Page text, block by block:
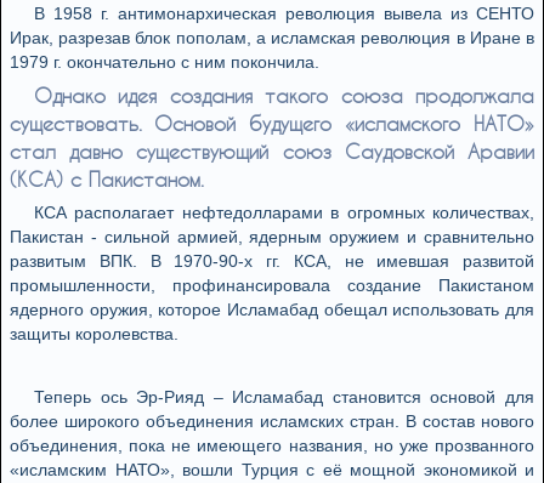
В 1958 г. антимонархическая революция вывела из СЕНТО
Ирак, разрезав блок пополам, а исламская революция в Иране в
1979 г. окончательно с ним покончила.
Однако идея создания такого союза продолжала
существовать. Основой будущего «исламского НАТО»
стал давно существующий союз Саудовской Аравии
(КСА) с Пакистаном.
КСА располагает нефтедолларами в огромных количествах,
Пакистан - сильной армией, ядерным оружием и сравнительно
развитым ВПК. В 1970-90-х гг. КСА, не имевшая развитой
промышленности, профинансировала создание Пакистаном
ядерного оружия, которое Исламабад обещал использовать для
защиты королевства.
Теперь ось Эр-Рияд – Исламабад становится основой для
более широкого объединения исламских стран. В состав нового
объединения, пока не имеющего названия, но уже прозванного
«исламским НАТО», вошли Турция с её мощной экономикой и